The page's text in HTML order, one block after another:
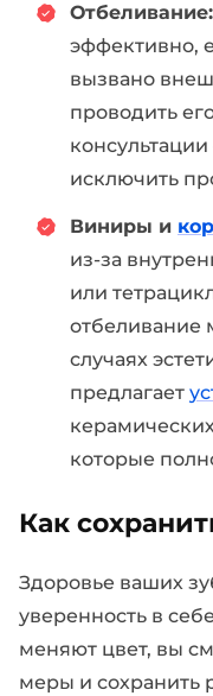
Отбеливание:
эффективно,
вызвано
проводить
исключить
Виниры и
из-за
или
отбеливание
случаях
предлагает
которые
Как
Здоровье ваших
уверенность в
меняют цвет, вы
меры и сохранить